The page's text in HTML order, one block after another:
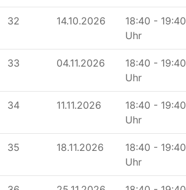
32 14.10.2026
18:40 - 19:40
Uhr
33 04.11.2026
18:40 - 19:40
Uhr
34 11.11.2026
18:40 - 19:40
Uhr
35 18.11.2026
18:40 - 19:40
Uhr